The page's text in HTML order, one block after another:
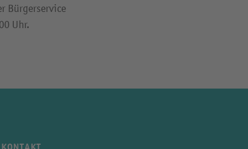
Bürgerservice
Uhr.